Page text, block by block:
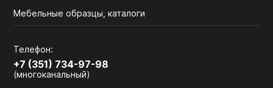
Мебельные образцы, каталоги
Телефон:
+7 (351) 734-97-98
(многоканальный)